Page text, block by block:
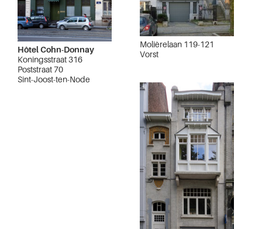
Hôtel Cohn-Donnay
Koningsstraat 316
Poststraat 70
Sint-Joost-ten-Node
Molièrelaan 119-121
Vorst